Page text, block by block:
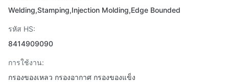
Welding,Stamping,Injection Molding,Edge Bounded
รหัส HS:
8414909090
การใช้งาน:
กรองของเหลว กรองอากาศ กรองของแข็ง